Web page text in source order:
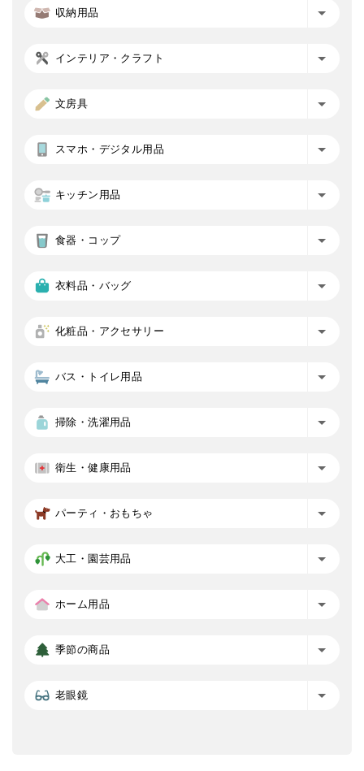
収納用品
インテリア・クラフト
文房具
スマホ・デジタル用品
キッチン用品
食器・コップ
衣料品・バッグ
化粧品・アクセサリー
バス・トイレ用品
掃除・洗濯用品
衛生・健康用品
パーティ・おもちゃ
大工・園芸用品
ホーム用品
季節の商品
老眼鏡